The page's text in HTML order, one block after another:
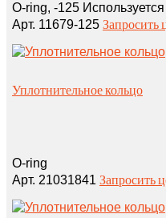
O‑ring, ‑125
Арт. 11679‑125 Запросить
Уплотнительное кольцо
O-ring
Арт. 21031841 Запросить